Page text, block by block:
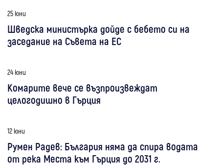
25 юни
Шведска министърка дойде с бебето си на
заседание на Съвета на ЕС
24 юни
Комарите вече се възпроизвеждат
целогодишно в Гърция
12 юни
Румен Радев: България няма да спира водата
от река Места към Гърция до 2031 г.